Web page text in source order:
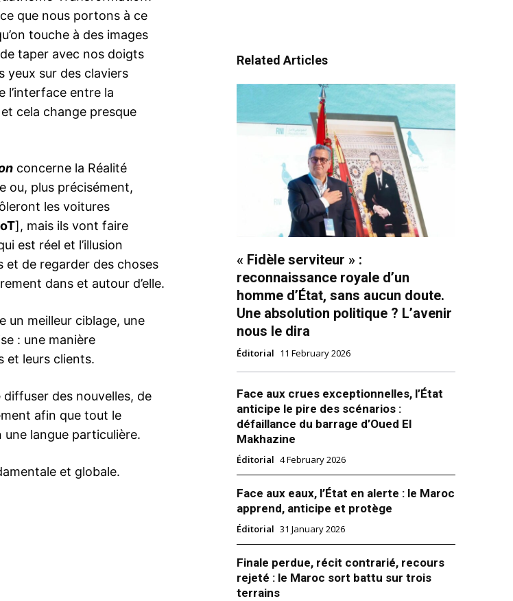
Insight Publications
Nous contacter
Formules d’abonnement
Mon compte
Grichka Bogdanoff est mort
que nous portons à ce
touche à des images
taper avec nos doigts
yeux sur des claviers
l’interface entre la
et cela change presque
concerne la Réalité
ou, plus précisément,
les voitures
], mais ils vont faire
est réel et l’illusion
et de regarder des choses
dans et autour d’elle.
un meilleur ciblage, une
: une manière
et leurs clients.
diffuser des nouvelles, de
afin que tout le
langue particulière.
et globale.
Related Articles
« Fidèle serviteur » :
reconnaissance royale d’un
homme d’État, sans aucun doute.
Une absolution politique ? L’avenir
nous le dira
Éditorial 11 February 2026
Face aux crues exceptionnelles, l’État
anticipe le pire des scénarios :
défaillance du barrage d’Oued El
Makhazine
Éditorial 4 February 2026
Face aux eaux, l’État en alerte : le Maroc
apprend, anticipe et protège
Éditorial 31 January 2026
Finale perdue, récit contrarié, recours
rejeté : le Maroc sort battu sur trois
terrains